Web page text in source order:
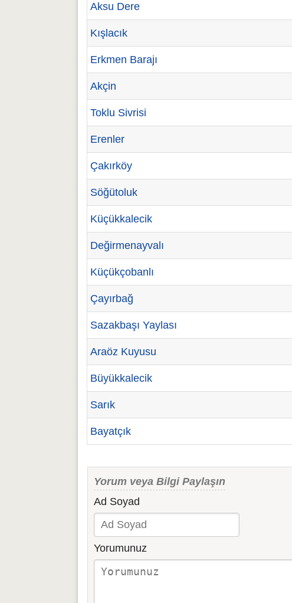
Aksu Dere
Kışlacık
Erkmen Barajı
Akçin
Toklu Sivrisi
Erenler
Çakırköy
Söğütoluk
Küçükkalecik
Değirmenayvalı
Küçükçobanlı
Çayırbağ
Sazakbaşı Yaylası
Araöz Kuyusu
Büyükkalecik
Sarık
Bayatçık
Yorum veya Bilgi Paylaşın
Ad Soyad
Yorumunuz